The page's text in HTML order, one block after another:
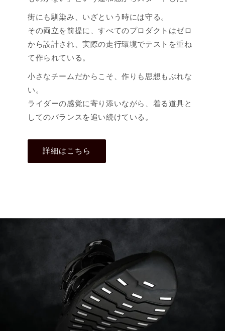
街にも馴染み、いざという時には守る。
その両立を前提に、すべてのプロダクトはゼロ
から設計され、実際の走行環境でテストを重ね
て作られている。
小さなチームだからこそ、作りも思想もぶれな
い。
ライダーの感覚に寄り添いながら、着る道具と
してのバランスを追い続けている。
詳細はこちら